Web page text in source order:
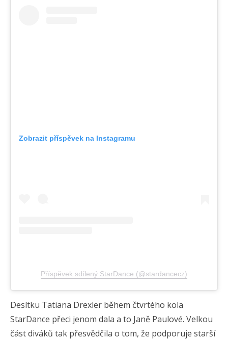
Zobrazit příspěvek na Instagramu
Příspěvek sdílený StarDance (@stardancecz)
Desítku Tatiana Drexler během čtvrtého kola
StarDance přeci jenom dala a to Janě Paulové. Velkou
část diváků tak přesvědčila o tom, že podporuje starší